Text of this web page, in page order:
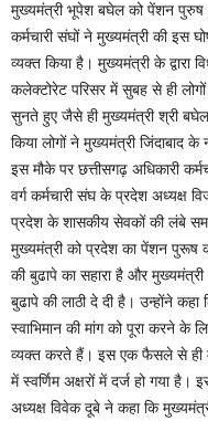
मुख्यमंत्री भूपेश बघेल को पेंशन पुरुष
कर्मचारी संघों ने मुख्यमंत्री की इस
व्यक्त किया है। मुख्यमंत्री के
कलेक्टोरेट परिसर में सुबह से ही
सुनते हुए जैसे ही मुख्यमंत्री श्री
किया लोगों ने मुख्यमंत्री जिंदाबाद
इस मौके पर छत्तीसगढ़ अधिकारी
वर्ग कर्मचारी संघ के प्रदेश अध्यक्ष
प्रदेश के शासकीय सेवकों की लंबे
मुख्यमंत्री को प्रदेश का पेंशन पुरूष
की बुढापे का सहारा है और
बुढापे की लाठी दे दी है। उन्होंने
स्वाभिमान की मांग को पूरा करने के
व्यक्त करते हैं। इस एक फैसले से ही
में स्वर्णिम अक्षरों में दर्ज हो गया
अध्यक्ष विवेक दूबे ने कहा कि